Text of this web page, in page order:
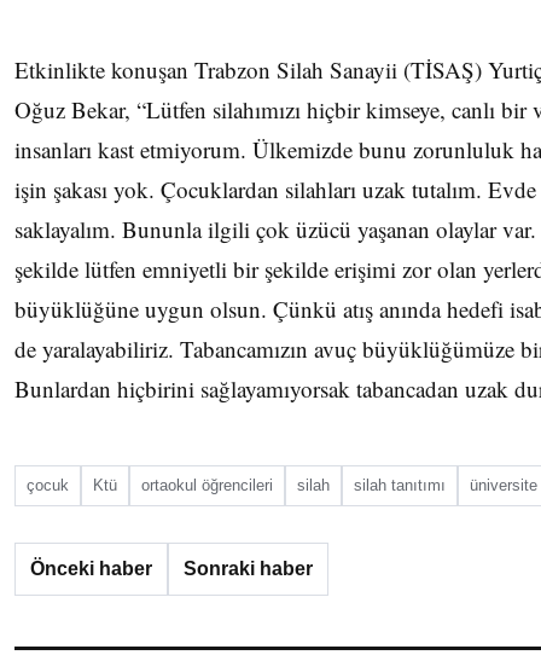
Etkinlikte konuşan Trabzon Silah Sanayii (TİSAŞ)
Oğuz Bekar, “Lütfen silahımızı hiçbir kimseye, canlı bir
insanları kast etmiyorum. Ülkemizde bunu zorunluluk
işin şakası yok. Çocuklardan silahları uzak tutalım. Evde
saklayalım. Bununla ilgili çok üzücü yaşanan olaylar
şekilde lütfen emniyetli bir şekilde erişimi zor olan
büyüklüğüne uygun olsun. Çünkü atış anında hedefi
de yaralayabiliriz. Tabancamızın avuç büyüklüğümüze
Bunlardan hiçbirini sağlayamıyorsak tabancadan uzak
çocuk Ktü ortaokul öğrencileri silah silah tanıtımı üniversite
Önceki haber Sonraki haber